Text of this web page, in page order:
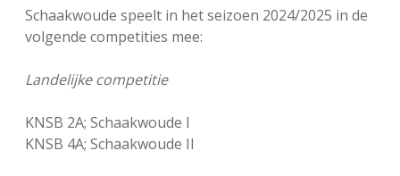
FSB: Schaakwoude II
FSB: Schaakwoude III
Koppelingen
Sponsoren
Schaakwoude speelt in het seizoen 2024/2025 in de
volgende competities mee:
Landelijke competitie
KNSB 2A; Schaakwoude I
KNSB 4A; Schaakwoude II